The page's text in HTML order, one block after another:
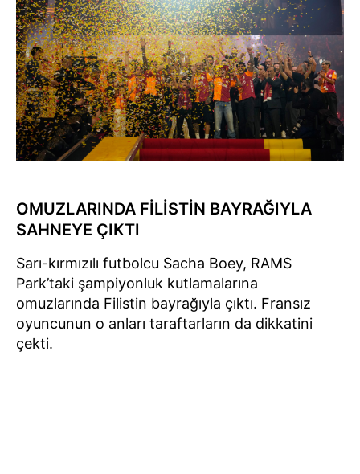
OMUZLARINDA FİLİSTİN BAYRAĞIYLA
SAHNEYE ÇIKTI
Sarı-kırmızılı futbolcu Sacha Boey, RAMS
Park’taki şampiyonluk kutlamalarına
omuzlarında Filistin bayrağıyla çıktı. Fransız
oyuncunun o anları taraftarların da dikkatini
çekti.